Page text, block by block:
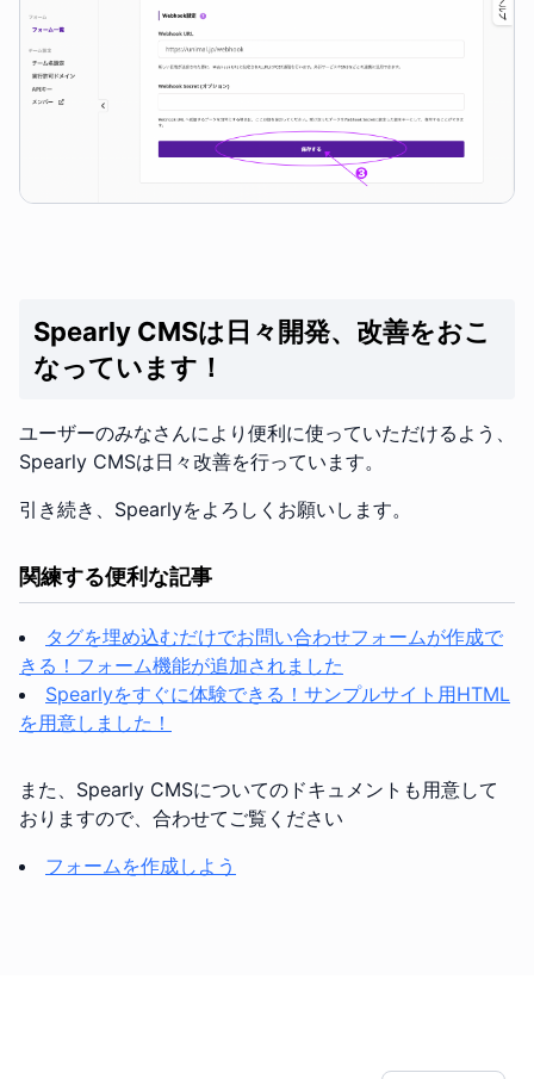
Spearly CMSは日々開発、改善をおこ
なっています！
ユーザーのみなさんにより便利に使っていただけるよう、
Spearly CMSは日々改善を行っています。
引き続き、Spearlyをよろしくお願いします。
関練する便利な記事
タグを埋め込むだけでお問い合わせフォームが作成で
きる！フォーム機能が追加されました
Spearlyをすぐに体験できる！サンプルサイト用HTML
を用意しました！
また、Spearly CMSについてのドキュメントも用意して
おりますので、合わせてご覧ください
フォームを作成しよう